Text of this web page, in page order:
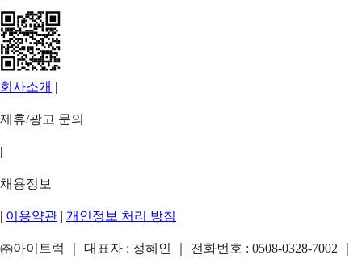
회사소개 |
제휴/광고 문의
|
채용정보
| 이용약관 | 개인정보 처리 방침
㈜아이트럭 ｜ 대표자 : 정혜인 ｜ 전화번호 : 0508-0328-7002